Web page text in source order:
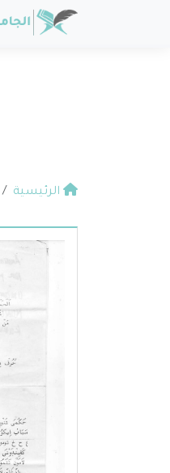
الرئيسية